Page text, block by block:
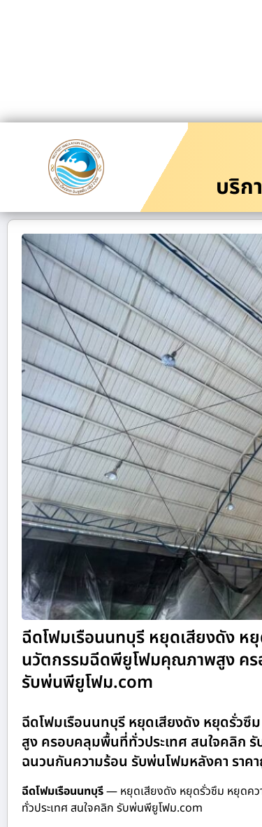
บริก
ฉีดโฟมเรือนนทบุรี หยุดเสียงดัง ห
นวัตกรรมฉีดพียูโฟมคุณภาพสูง คร
รับพ่นพียูโฟม.com
ฉีดโฟมเรือนนทบุรี หยุดเสียงดัง หยุดรั่ว
สูง ครอบคลุมพื้นที่ทั่วประเทศ สนใจคลิก
ฉนวนกันความร้อน รับพ่นโฟมหลังคา ราค
ฉีดโฟมเรือนนทบุรี— หยุดเสียงดัง หยุดรั่วซึม หยุดค
ทั่วประเทศ สนใจคลิก รับพ่นพียูโฟม.com